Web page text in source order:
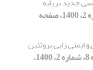
[دوره 8، شماره 2، 1400، صفحه
زایی پروتئین
[دوره 8، شماره 2، 1400،